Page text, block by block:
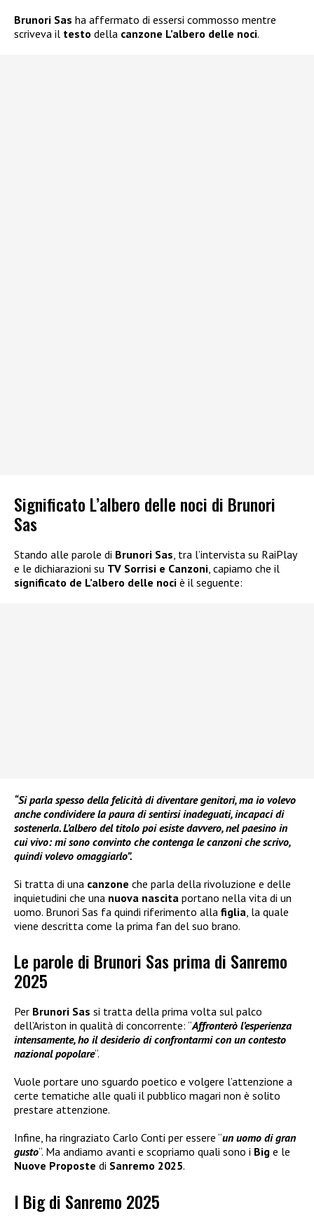
Brunori Sas ha affermato di essersi commosso mentre
scriveva il testo della canzone L’albero delle noci.
Significato L’albero delle noci di Brunori
Sas
Stando alle parole di Brunori Sas , tra l’intervista su RaiPlay
e le dichiarazioni su TV Sorrisi e Canzoni , capiamo che il
significato de L’albero delle noci è il seguente:
“Si parla spesso della felicità di diventare genitori, ma io volevo
anche condividere la paura di sentirsi inadeguati, incapaci di
sostenerla. L’albero del titolo poi esiste davvero, nel paesino in
cui vivo: mi sono convinto che contenga le canzoni che scrivo,
quindi volevo omaggiarlo”.
Si tratta di una canzone che parla della rivoluzione e delle
inquietudini che una nuova nascita portano nella vita di un
uomo. Brunori Sas fa quindi riferimento alla figlia , la quale
viene descritta come la prima fan del suo brano.
Le parole di Brunori Sas prima di Sanremo
2025
Per Brunori Sas si tratta della prima volta sul palco
dell’Ariston in qualità di concorrente: “Affronterò l’esperienza
intensamente, ho il desiderio di confrontarmi con un contesto
nazional popolare“.
Vuole portare uno sguardo poetico e volgere l’attenzione a
certe tematiche alle quali il pubblico magari non è solito
prestare attenzione.
Infine, ha ringraziato Carlo Conti per essere “un uomo di gran
gusto“. Ma andiamo avanti e scopriamo quali sono i Big e le
Nuove Proposte di Sanremo 2025.
I Big di Sanremo 2025